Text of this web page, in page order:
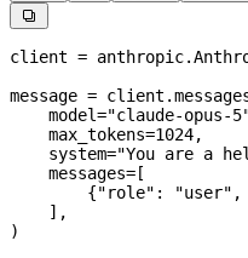

client =
message =
    model
="claude-opus-
    max_tokens
=1024,
    system
="You are a
    messages
= [
        {
"role" : "user" ,
    ],
)